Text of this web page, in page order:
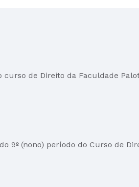
de Direito da Faculdade
9º (nono) período do Curso de